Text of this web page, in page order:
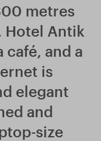
metres
Hotel Antik
café, and a
is
elegant
and
size